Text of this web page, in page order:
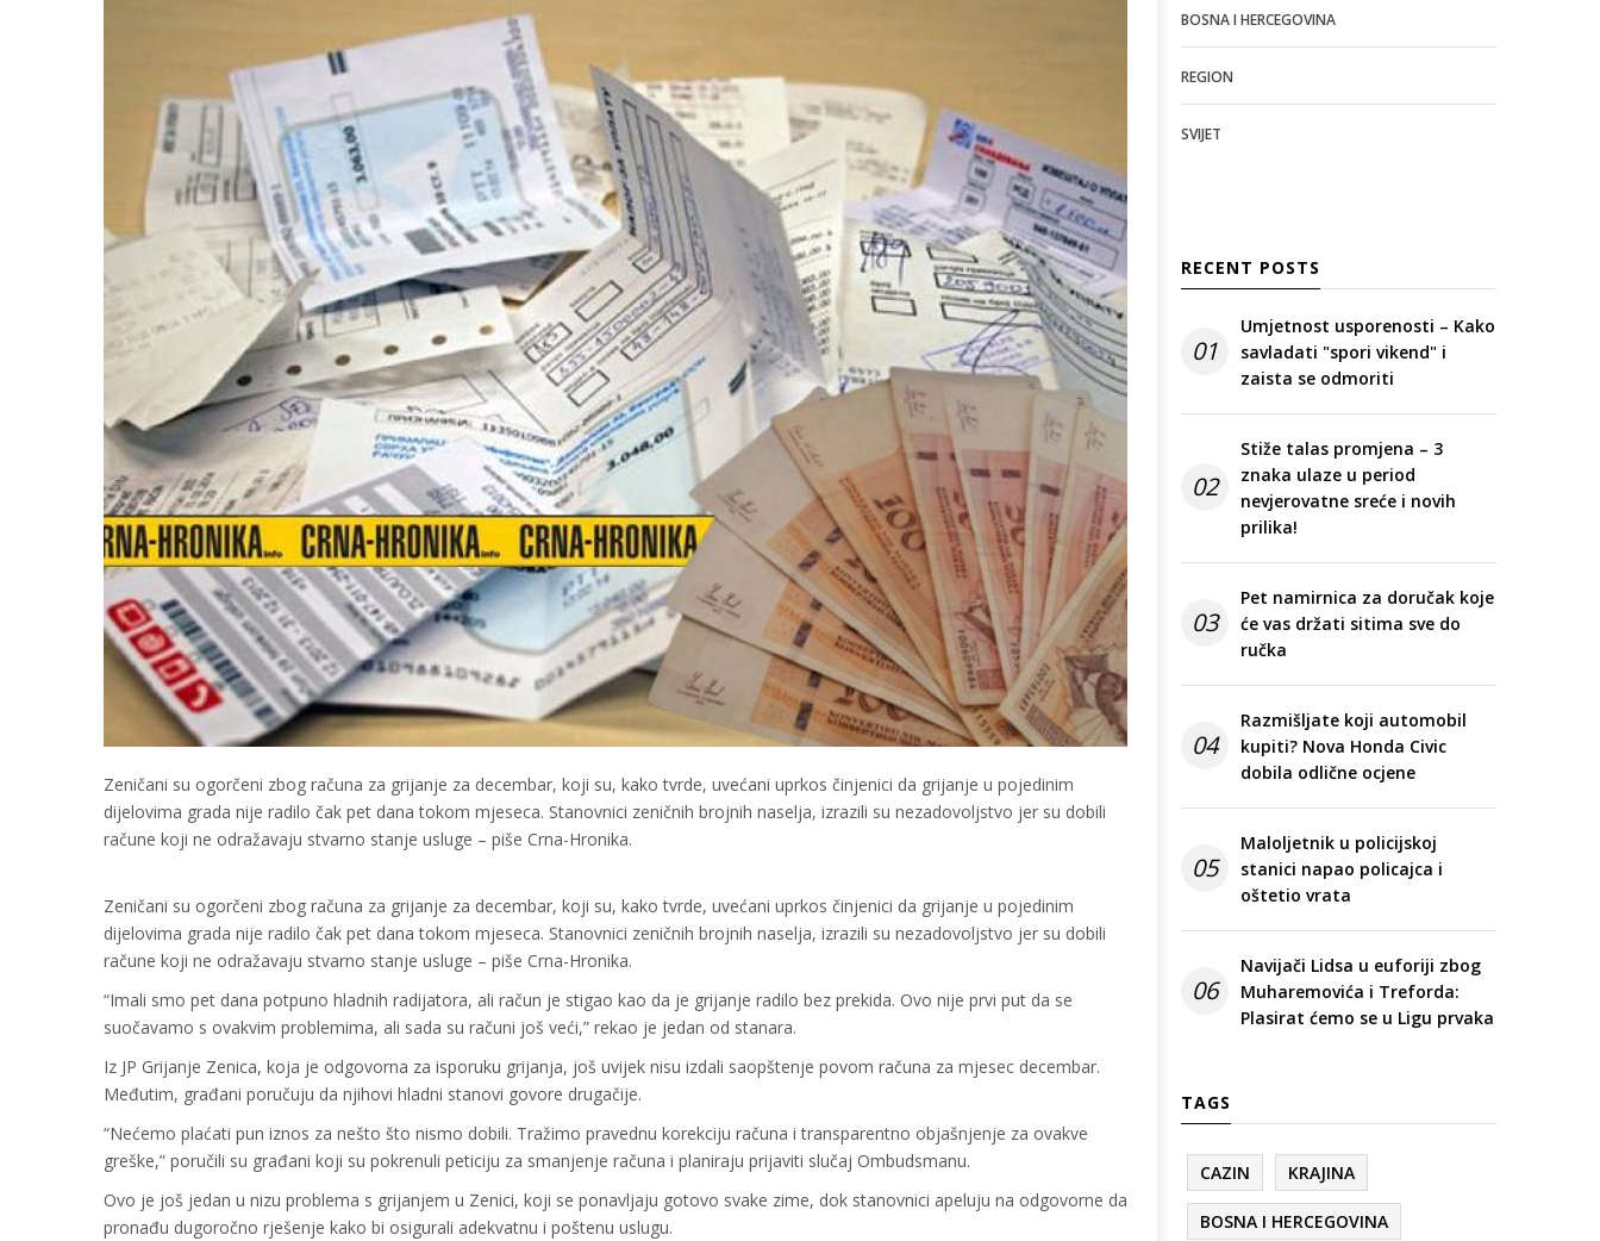
Zeničani su ogorčeni zbog računa za grijanje za decembar, koji su, kako tvrde, uvećani uprkos činjenici da grijanje u pojedinim
dijelovima grada nije radilo čak pet dana tokom mjeseca. Stanovnici zeničnih brojnih naselja, izrazili su nezadovoljstvo jer su dobili
račune koji ne odražavaju stvarno stanje usluge – piše Crna-Hronika.
Zeničani su ogorčeni zbog računa za grijanje za decembar, koji su, kako tvrde, uvećani uprkos činjenici da grijanje u pojedinim
dijelovima grada nije radilo čak pet dana tokom mjeseca. Stanovnici zeničnih brojnih naselja, izrazili su nezadovoljstvo jer su dobili
račune koji ne odražavaju stvarno stanje usluge – piše Crna-Hronika.
“Imali smo pet dana potpuno hladnih radijatora, ali račun je stigao kao da je grijanje radilo bez prekida. Ovo nije prvi put da se
suočavamo s ovakvim problemima, ali sada su računi još veći,” rekao je jedan od stanara.
Iz JP Grijanje Zenica, koja je odgovorna za isporuku grijanja, još uvijek nisu izdali saopštenje povom računa za mjesec decembar.
Međutim, građani poručuju da njihovi hladni stanovi govore drugačije.
“Nećemo plaćati pun iznos za nešto što nismo dobili. Tražimo pravednu korekciju računa i transparentno objašnjenje za ovakve
greške,” poručili su građani koji su pokrenuli peticiju za smanjenje računa i planiraju prijaviti slučaj Ombudsmanu.
Ovo je još jedan u nizu problema s grijanjem u Zenici, koji se ponavljaju gotovo svake zime, dok stanovnici apeluju na odgovorne da
pronađu dugoročno rješenje kako bi osigurali adekvatnu i poštenu uslugu.
BOSNA I HERCEGOVINA
REGION
SVIJET
RECENT POSTS
01
Umjetnost usporenosti – Kako
savladati "spori vikend" i
zaista se odmoriti
02
Stiže talas promjena – 3
znaka ulaze u period
nevjerovatne sreće i novih
prilika!
03
Pet namirnica za doručak koje
će vas držati sitima sve do
ručka
04
Razmišljate koji automobil
kupiti? Nova Honda Civic
dobila odlične ocjene
05
Maloljetnik u policijskoj
stanici napao policajca i
oštetio vrata
06
Navijači Lidsa u euforiji zbog
Muharemovića i Treforda:
Plasirat ćemo se u Ligu prvaka
TAGS
CAZIN KRAJINA
BOSNA I HERCEGOVINA